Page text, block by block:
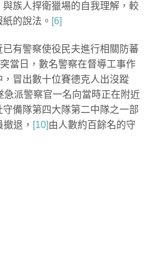
族人捍衛獵場的自我理解，較
的說法。 [6]
有警察使役民夫進行相關防蕃
當日，數名警察在督導工事作
冒出數十位賽德克人出沒蹤
急派警察官一名向當時正在附近
備隊第四大隊第二中隊之一部
退， [10]由人數約百餘名的守